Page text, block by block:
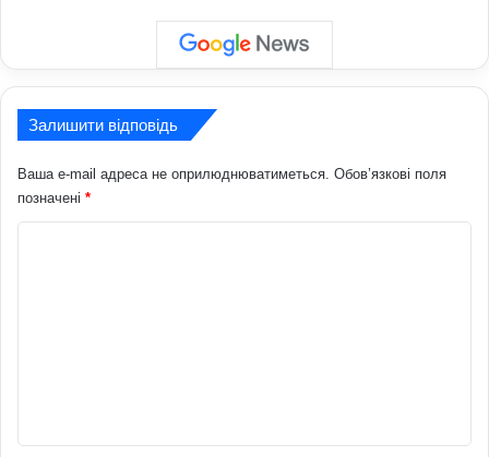
Залишити відповідь
Ваша e-mail адреса не оприлюднюватиметься. Обов’язкові поля
позначені *